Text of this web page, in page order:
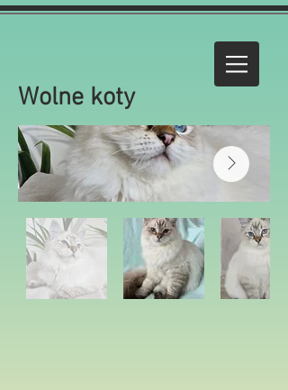
Wolne koty